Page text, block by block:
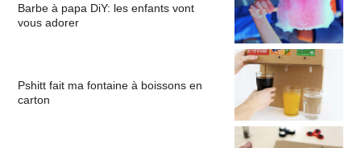
Barbe à papa DiY: les enfants vont
vous adorer
Pshitt fait ma fontaine à boissons en
carton